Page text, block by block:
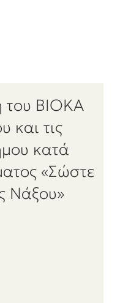
του ΒΙΟΚΑ
και τις
κατά
«Σώστε
Νάξου»